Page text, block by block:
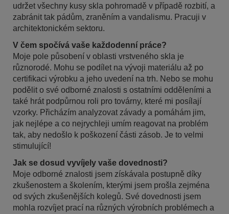
udržet všechny kusy skla pohromadě v případě rozbití, a
zabránit tak pádům, zraněním a vandalismu. Pracuji v
architektonickém sektoru.
V čem spočívá vaše každodenní práce?
Moje pole působení v oblasti vrstveného skla je
různorodé. Mohu se podílet na vývoji materiálu až po
certifikaci výrobku a jeho uvedení na trh. Nebo se mohu
podělit o své odborné znalosti s ostatními odděleními a
také hrát podpůrnou roli pro továrny, které mi posílají
vzorky. Přicházím analyzovat závady a pomáhám jim,
jak nejlépe a co nejrychleji umím reagovat na problém
tak, aby nedošlo k poškození části zásob. Je to velmi
stimulující!
Jak se dosud vyvíjely vaše dovednosti?
Moje odborné znalosti jsem získávala postupně díky
zkušenostem a školením, kterými jsem prošla zejména
od svých zkušenějších kolegů. Své dovednosti jsem
mohla rozvíjet prací na různých výrobních problémech a